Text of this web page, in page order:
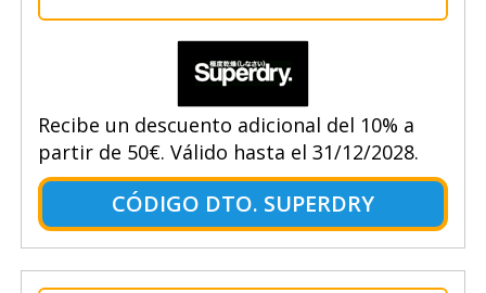
Recibe un descuento adicional del 10% a
partir de 50€. Válido hasta el 31/12/2028.
CÓDIGO DTO. SUPERDRY